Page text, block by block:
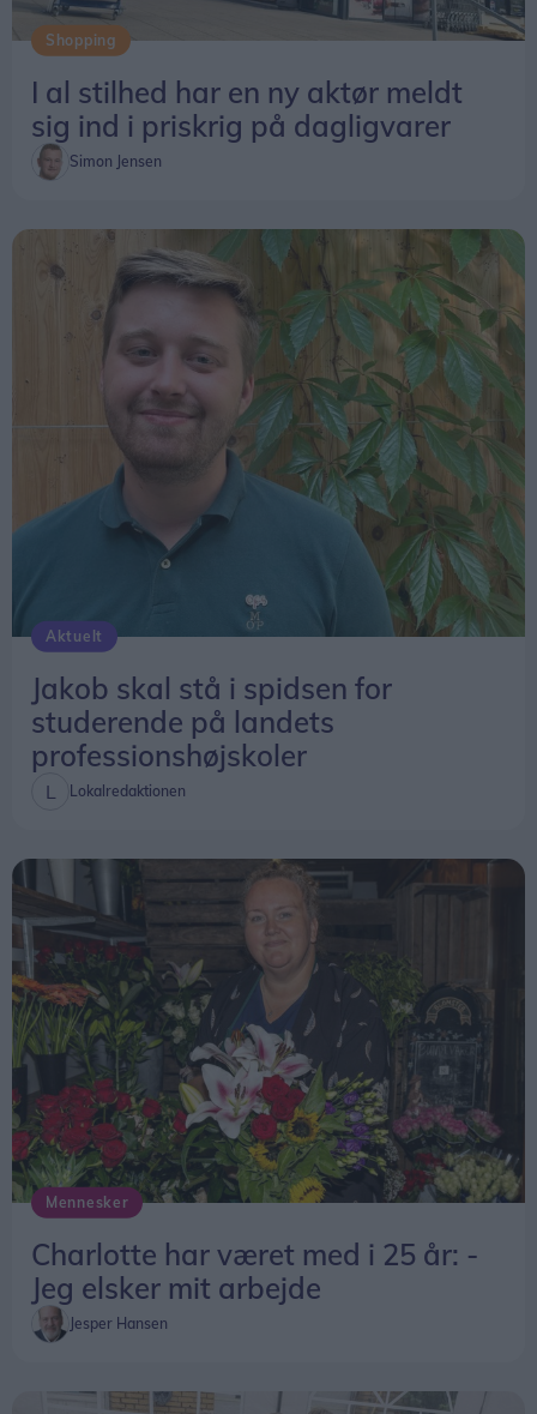
Shopping
I al stilhed har en ny aktør meldt
sig ind i priskrig på dagligvarer
Simon Jensen
Jakob skal stå i spidsen for
studerende på landets
professionshøjskoler
Lokalredaktionen
Mennesker
Charlotte har været med i 25 år: -
Jeg elsker mit arbejde
Jesper Hansen